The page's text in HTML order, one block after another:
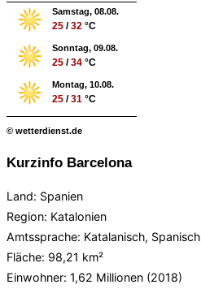
Samstag, 08.08.
25 /32 °C
Sonntag, 09.08.
25 /34 °C
Montag, 10.08.
25 /31 °C
© wetterdienst.de
Kurzinfo Barcelona
Land: Spanien
Region: Katalonien
Amtssprache: Katalanisch, Spanisch
Fläche: 98,21 km²
Einwohner: 1,62 Millionen (2018)